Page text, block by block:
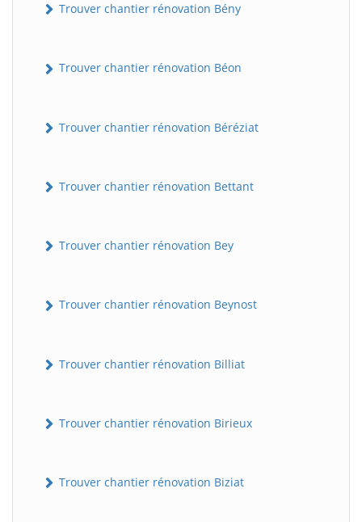
Trouver chantier rénovation Bény
Trouver chantier rénovation Béon
Trouver chantier rénovation Béréziat
Trouver chantier rénovation Bettant
Trouver chantier rénovation Bey
Trouver chantier rénovation Beynost
Trouver chantier rénovation Billiat
Trouver chantier rénovation Birieux
Trouver chantier rénovation Biziat